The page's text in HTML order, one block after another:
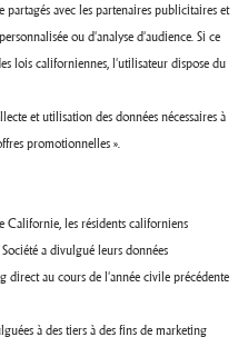
avec les partenaires publicitaires et
ou d'analyse d'audience. Si ce
lois californiennes, l'utilisateur dispose du
et utilisation des données nécessaires à
promotionnelles ».
les résidents californiens
a divulgué leurs données
direct au cours de l'année civile précédente
à des tiers à des fins de marketing